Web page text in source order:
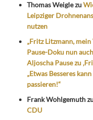
Thomas Weiglezu
Leipziger
nutzen
„Fritz Litzmann,
Pause-Doku nun
Aljoscha Pause zu
„Etwas Besseres
passieren!“
Frank Wohlgemuth
CDU